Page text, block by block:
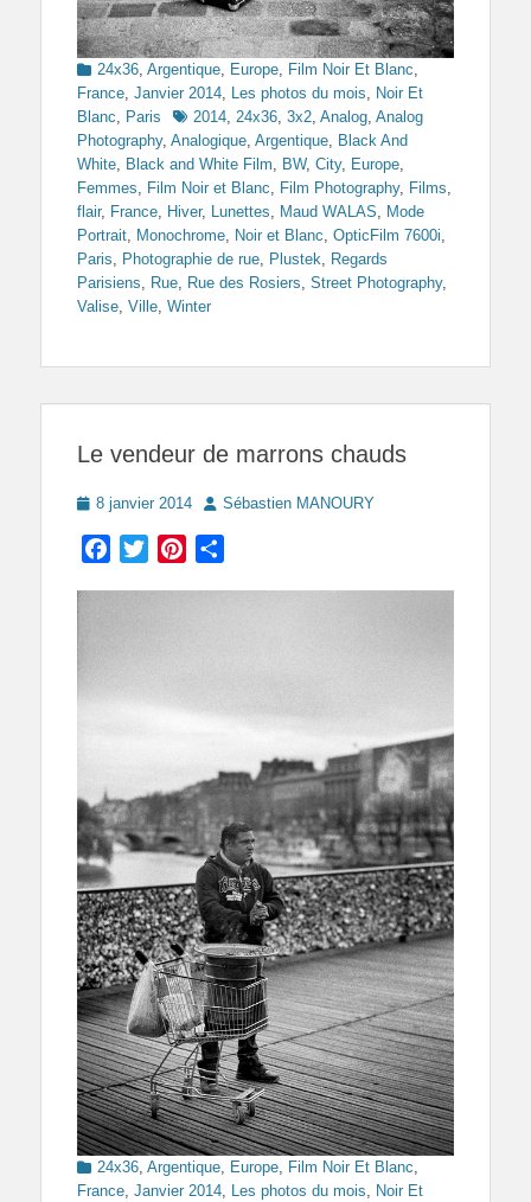
Categories
24x36, Argentique, Europe, Film Noir Et Blanc,
France, Janvier 2014, Les photos du mois, Noir Et
Blanc, Paris Tags2014, 24x36, 3x2, Analog, Analog
Photography, Analogique, Argentique, Black And
White, Black and White Film, BW, City, Europe,
Femmes, Film Noir et Blanc, Film Photography, Films,
flair, France, Hiver, Lunettes, Maud WALAS, Mode
Portrait, Monochrome, Noir et Blanc, OpticFilm 7600i,
Paris, Photographie de rue, Plustek, Regards
Parisiens, Rue, Rue des Rosiers, Street Photography,
Valise, Ville, Winter
Le vendeur de marrons chauds
Posted
8 janvier 2014 Author
Sébastien MANOURY
Facebook
TwitterPinterest
Categories
24x36, Argentique, Europe, Film Noir Et Blanc,
France, Janvier 2014, Les photos du mois, Noir Et